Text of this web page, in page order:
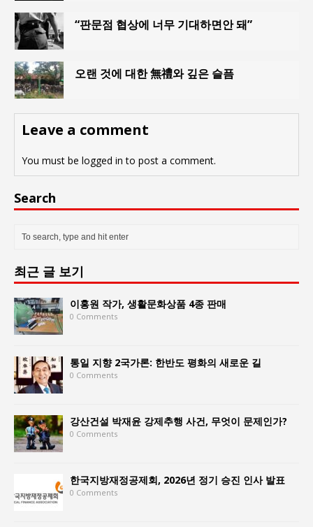
“판문점 협상에 너무 기대하면안 돼”
오랜 것에 대한 無禮와 깊은 슬픔
Leave a comment
You must be logged in to post a comment.
Search
최근 글 보기
이홍원 작가, 생활문화상품 4종 판매
0 Comments
통일 지향 2국가론: 한반도 평화의 새로운 길
0 Comments
강산건설 박재윤 강제추행 사건, 무엇이 문제인가?
0 Comments
한국지방재정공제회, 2026년 정기 승진 인사 발표
0 Comments